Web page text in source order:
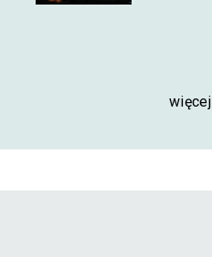
więcej